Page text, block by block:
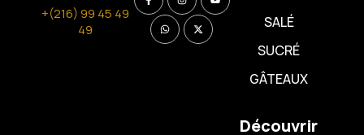
+(216) 99 45 49
49
SALÉ
SUCRÉ
GÂTEAUX
Découvrir